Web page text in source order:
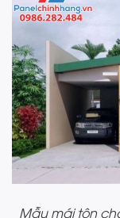
Mẫu mái tôn